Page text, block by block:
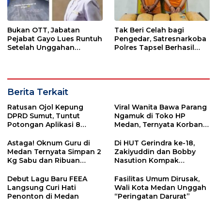
Bukan OTT, Jabatan
Pejabat Gayo Lues Runtuh
Setelah Unggahan
Tak Beri Celah bagi
Pengedar, Satresnarkoba
Polres Tapsel Berhasil
Berita Terkait
Ratusan Ojol Kepung
DPRD Sumut, Tuntut
Potongan Aplikasi 8
Viral Wanita Bawa Parang
Ngamuk di Toko HP
Medan, Ternyata Korban
Astaga! Oknum Guru di
Medan Ternyata Simpan 2
Kg Sabu dan Ribuan
Di HUT Gerindra ke-18,
Zakiyuddin dan Bobby
Nasution Kompak
Debut Lagu Baru FEEA
Langsung Curi Hati
Penonton di Medan
Fasilitas Umum Dirusak,
Wali Kota Medan Unggah
“Peringatan Darurat”